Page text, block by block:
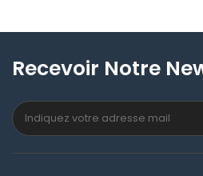
Recevoir Notre